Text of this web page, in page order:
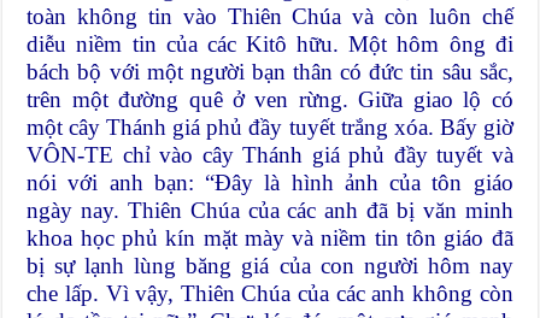
toàn không tin vào Thiên Chúa và còn luôn chế
diễu niềm tin của các Kitô hữu. Một hôm ông đi
bách bộ với một người bạn thân có đức tin sâu sắc,
trên một đường quê ở ven rừng. Giữa giao lộ có
một cây Thánh giá phủ đầy tuyết trắng xóa. Bấy giờ
VÔN-TE chỉ vào cây Thánh giá phủ đầy tuyết và
nói với anh bạn: “Đây là hình ảnh của tôn giáo
ngày nay. Thiên Chúa của các anh đã bị văn minh
khoa học phủ kín mặt mày và niềm tin tôn giáo đã
bị sự lạnh lùng băng giá của con người hôm nay
che lấp. Vì vậy, Thiên Chúa của các anh không còn